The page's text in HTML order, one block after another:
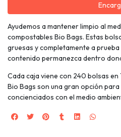
Ayudemos a mantener limpio al
compostables Bio Bags. Estas
gruesas y completamente a
contenido permanezca dentro
Cada caja viene con 240 bolsas
Bio Bags son una gran opción
concienciados con el medio